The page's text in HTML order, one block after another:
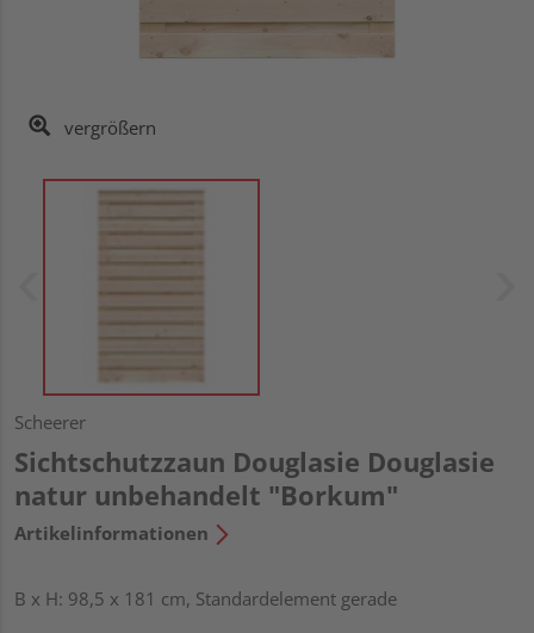
vergrößern
Scheerer
Sichtschutzzaun Douglasie Douglasie
natur unbehandelt "Borkum"
Artikelinformationen
B x H: 98,5 x 181 cm, Standardelement gerade